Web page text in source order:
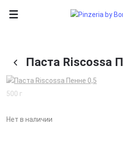
Паста Riscossa
500 г
Нет в наличии